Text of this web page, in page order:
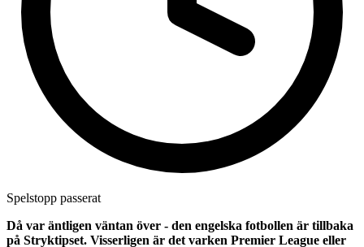
Spelstopp passerat
Då var äntligen väntan över - den engelska fotbollen är tillbaka
på Stryktipset. Visserligen är det varken Premier League eller